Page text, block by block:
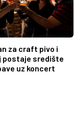
za craft pivo i
postaje središte
uz koncert